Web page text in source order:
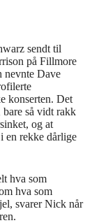
sendt til
på Fillmore
nevnte Dave
konserten. Det
bare så vidt rakk
og at
en rekke dårlige
hva som
hva som
svarer Nick når